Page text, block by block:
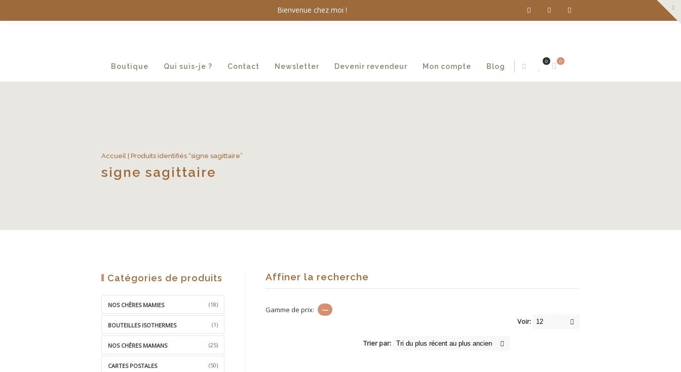
Bienvenue chez moi !
0
0
Boutique Qui suis-je ? Contact Newsletter Devenir revendeur Mon compte Blog
Accueil | Produits identifiés “signe sagittaire”
signe sagittaire
Affiner la recherche
Gamme de prix:
—
Voir:
Trier par:
Catégories de produits
NOS CHÈRES MAMIES (18)
BOUTEILLES ISOTHERMES (1)
NOS CHÈRES MAMANS (25)
CARTES POSTALES (50)